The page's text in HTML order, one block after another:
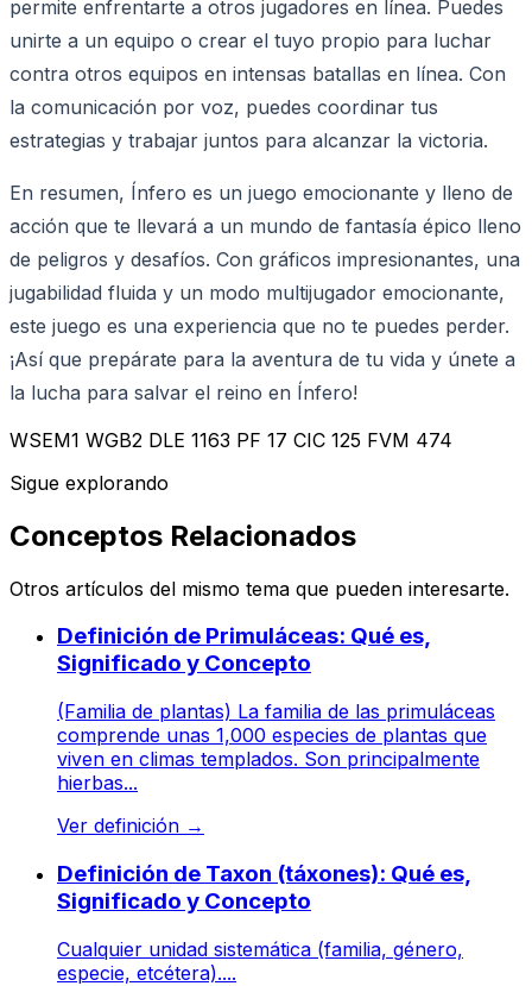
permite enfrentarte a otros jugadores en línea. Puedes
unirte a un equipo o crear el tuyo propio para luchar
contra otros equipos en intensas batallas en línea. Con
la comunicación por voz, puedes coordinar tus
estrategias y trabajar juntos para alcanzar la victoria.
En resumen, Ínfero es un juego emocionante y lleno de
acción que te llevará a un mundo de fantasía épico lleno
de peligros y desafíos. Con gráficos impresionantes, una
jugabilidad fluida y un modo multijugador emocionante,
este juego es una experiencia que no te puedes perder.
¡Así que prepárate para la aventura de tu vida y únete a
la lucha para salvar el reino en Ínfero!
WSEM1 WGB2 DLE 1163 PF 17 CIC 125 FVM 474
Sigue explorando
Conceptos Relacionados
Otros artículos del mismo tema que pueden interesarte.
Definición de Primuláceas: Qué es,
Significado y Concepto
(Familia de plantas) La familia de las primuláceas
comprende unas 1,000 especies de plantas que
viven en climas templados. Son principalmente
hierbas...
Ver definición →
Definición de Taxon (táxones): Qué es,
Significado y Concepto
Cualquier unidad sistemática (familia, género,
especie, etcétera)....